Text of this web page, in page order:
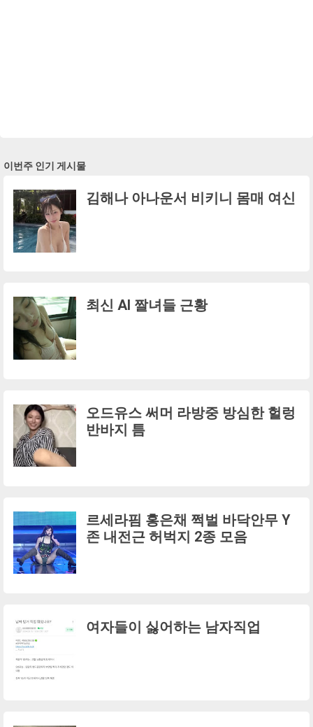
이번주 인기 게시물
김해나 아나운서 비키니 몸매 여신
최신 AI 짤녀들 근황
오드유스 써머 라방중 방심한 헐렁
반바지 틈
르세라핌 홍은채 쩍벌 바닥안무 Y
존 내전근 허벅지 2종 모음
여자들이 싫어하는 남자직업